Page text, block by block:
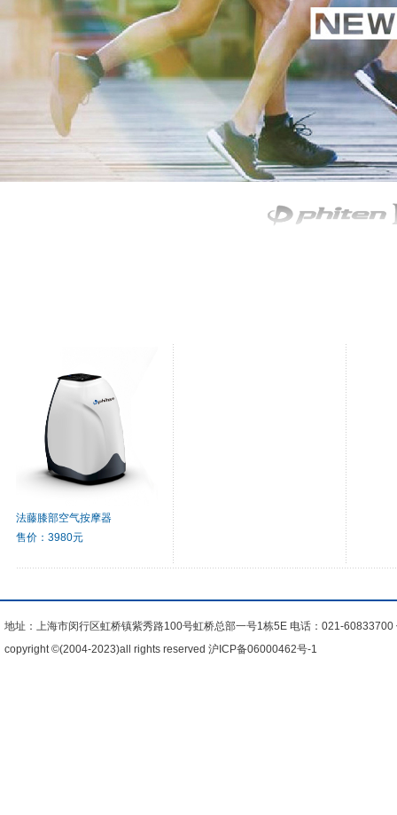
法藤膝部空气按摩器
售价：3980元
地址：上海市闵行区虹桥镇紫秀路100号虹桥总部一号1栋5E 电话：021-
copyright ©(2004-2023)all rights reserved 沪ICP备06000462号-1